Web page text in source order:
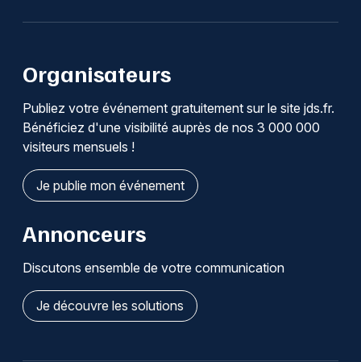
Organisateurs
Publiez votre événement gratuitement sur le site jds.fr.
Bénéficiez d'une visibilité auprès de nos 3 000 000
visiteurs mensuels !
Je publie mon événement
Annonceurs
Discutons ensemble de votre communication
Je découvre les solutions